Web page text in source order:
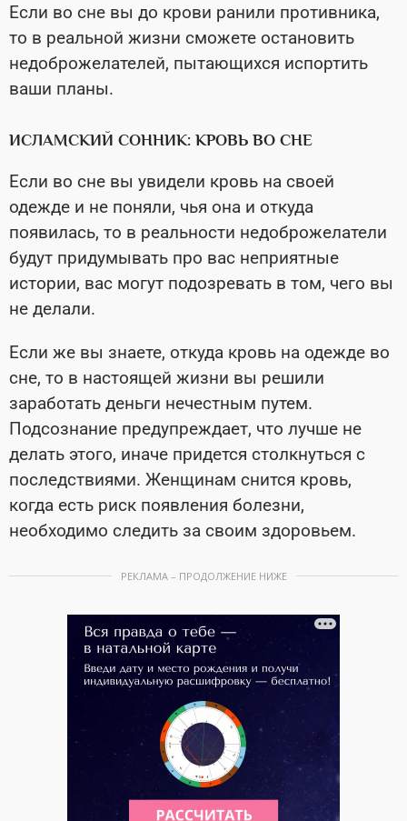
Если во сне вы до крови ранили противника,
то в реальной жизни сможете остановить
недоброжелателей, пытающихся испортить
ваши планы.
ИСЛАМСКИЙ СОННИК: КРОВЬ ВО СНЕ
Если во сне вы увидели кровь на своей
одежде и не поняли, чья она и откуда
появилась, то в реальности недоброжелатели
будут придумывать про вас неприятные
истории, вас могут подозревать в том, чего вы
не делали.
Если же вы знаете, откуда кровь на одежде во
сне, то в настоящей жизни вы решили
заработать деньги нечестным путем.
Подсознание предупреждает, что лучше не
делать этого, иначе придется столкнуться с
последствиями. Женщинам снится кровь,
когда есть риск появления болезни,
необходимо следить за своим здоровьем.
РЕКЛАМА – ПРОДОЛЖЕНИЕ НИЖЕ